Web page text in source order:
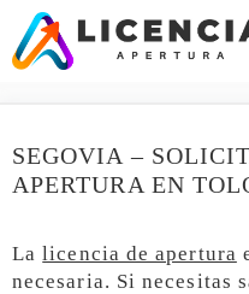
Saltar
contenido
SEGOVIA –
APERTURA EN
Lalicencia de apertura
necesaria. Si necesitas